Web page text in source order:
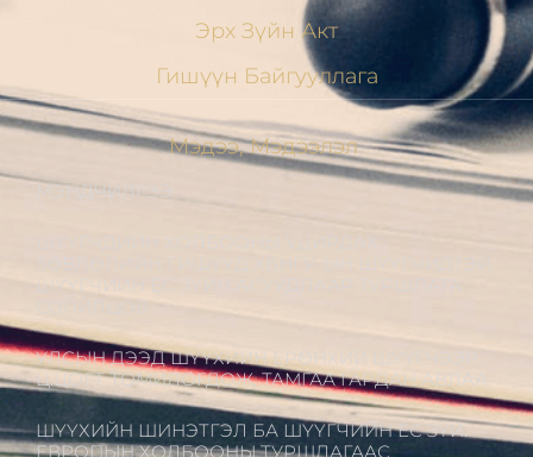
Эрх Зүйн Акт
Гишүүн Байгууллага
Мэдээ, Мэдээлэл
МЭНДЧИЛГЭЭ
ШҮҮГЧДИЙН ХОЛБООНЫ УДИРДАХ
СОЛИЛЦОВ
УЛСЫН ДЭЭД ШҮҮХИЙН ЕРӨНХИЙ ШҮҮГЧЭЭР
Ц.ЦОГТ ТОМИЛОГДОЖ, ТАМГАА ГАРДАН АВЛАА
ШҮҮХИЙН ШИНЭТГЭЛ БА ШҮҮГЧИЙН ЁС ЗҮЙ:
ЕВРОПЫН ХОЛБООНЫ ТУРШЛАГААС